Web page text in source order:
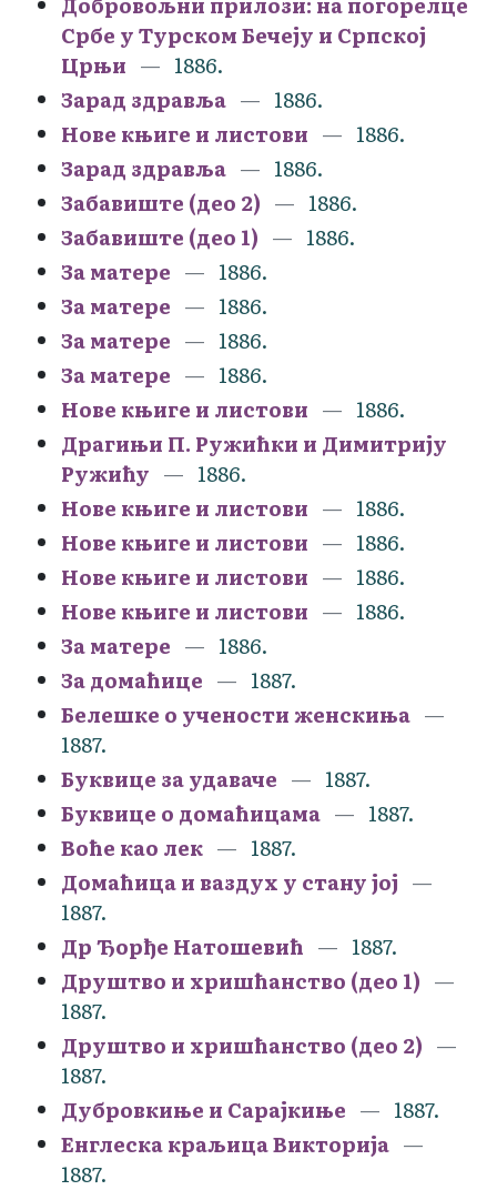
Србе у Турском Бечеју и Српској
Црњи
1886.
Зарад здравља
1886.
Нове књиге и листови
1886.
Зарад здравља
1886.
Забавиште (део 2)
1886.
Забавиште (део 1)
1886.
За матере
1886.
За матере
1886.
За матере
1886.
За матере
1886.
Нове књиге и листови
1886.
Драгињи П. Ружићки и Димитрију
Ружићу
1886.
Нове књиге и листови
1886.
Нове књиге и листови
1886.
Нове књиге и листови
1886.
Нове књиге и листови
1886.
За матере
1886.
За домаћице
1887.
Белешке о учености женскиња
1887.
Буквице за удаваче
1887.
Буквице о домаћицама
1887.
Воће као лек
1887.
Домаћица и ваздух у стану јој
1887.
Др Ђорђе Натошевић
1887.
Друштво и хришћанство (део 1)
1887.
Друштво и хришћанство (део 2)
1887.
Дубровкиње и Сарајкиње
1887.
Енглеска краљица Викторија
1887.